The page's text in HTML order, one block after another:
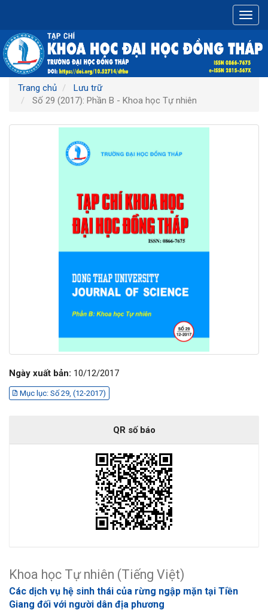
chính
Nội
dung
chính
Thanh
bên
Trang chủ
Lưu trữ
Số 29 (2017): Phần B - Khoa học Tự nhiên
Ngày xuất bản: 10/12/2017
Mục lục: Số 29, (12-2017)
QR số báo
Khoa học Tự nhiên (Tiếng Việt)
Các dịch vụ hệ sinh thái của rừng ngập mặn tại Tiền
Giang đối với người dân địa phương